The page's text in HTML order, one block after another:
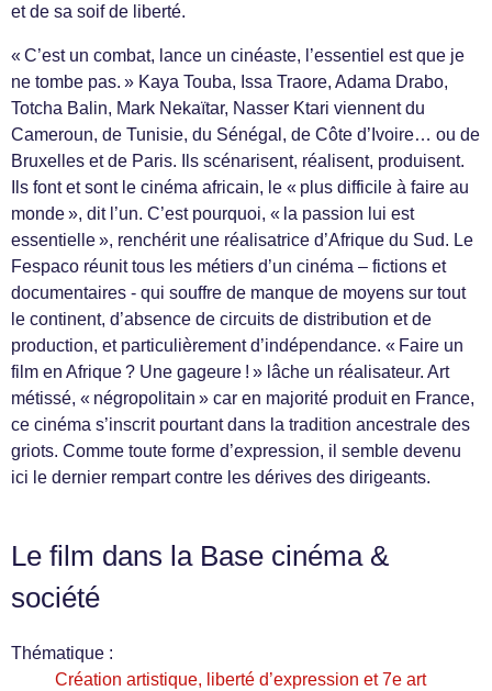
et de sa soif de liberté.
« C’est un combat, lance un cinéaste, l’essentiel est que je
ne tombe pas. » Kaya Touba, Issa Traore, Adama Drabo,
Totcha Balin, Mark Nekaïtar, Nasser Ktari viennent du
Cameroun, de Tunisie, du Sénégal, de Côte d’Ivoire… ou de
Bruxelles et de Paris. Ils scénarisent, réalisent, produisent.
Ils font et sont le cinéma africain, le « plus difficile à faire au
monde », dit l’un. C’est pourquoi, « la passion lui est
essentielle », renchérit une réalisatrice d’Afrique du Sud. Le
Fespaco réunit tous les métiers d’un cinéma – fictions et
documentaires - qui souffre de manque de moyens sur tout
le continent, d’absence de circuits de distribution et de
production, et particulièrement d’indépendance. « Faire un
film en Afrique ? Une gageure ! » lâche un réalisateur. Art
métissé, « négropolitain » car en majorité produit en France,
ce cinéma s’inscrit pourtant dans la tradition ancestrale des
griots. Comme toute forme d’expression, il semble devenu
ici le dernier rempart contre les dérives des dirigeants.
Le film dans la Base cinéma &
société
Thématique :
Création artistique, liberté d’expression et 7e art